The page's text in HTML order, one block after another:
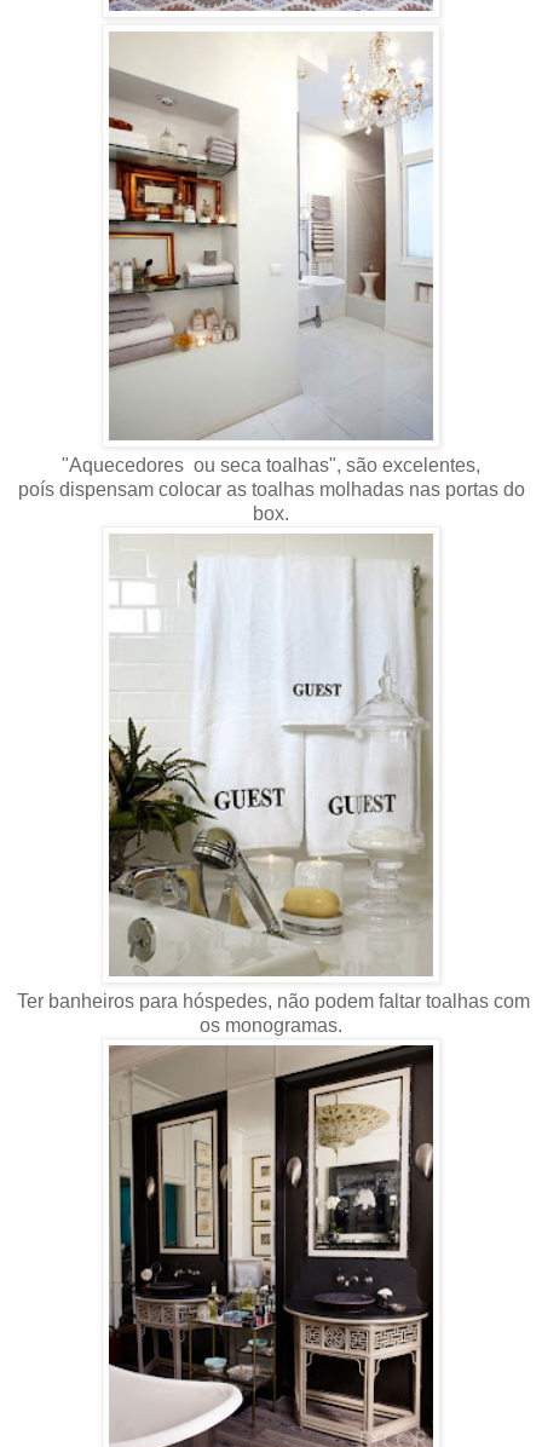
"Aquecedores ou seca toalhas", são excelentes,
poís dispensam colocar as toalhas molhadas nas portas do
box.
Ter banheiros para hóspedes, não podem faltar toalhas com
os monogramas.